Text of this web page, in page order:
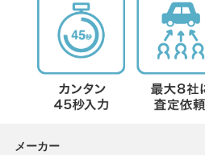
メーカー